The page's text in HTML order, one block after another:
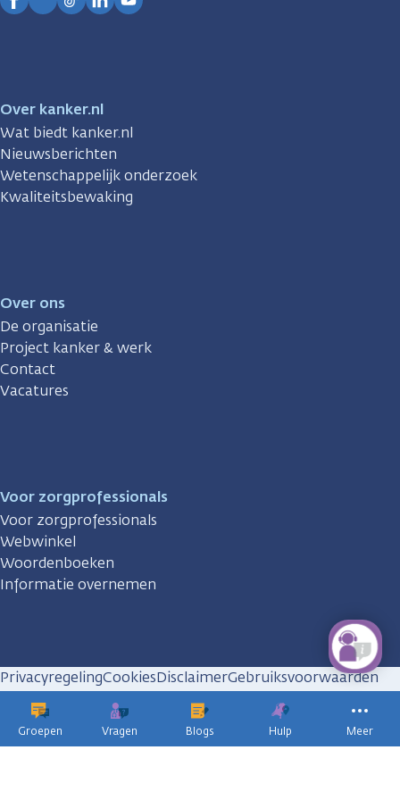
Groepen Vragen Blogs Hulp Meer
Over kanker.nl
Wat biedt kanker.nl
Nieuwsberichten
Wetenschappelijk onderzoek
Kwaliteitsbewaking
Over ons
De organisatie
Project kanker & werk
Contact
Vacatures
Voor zorgprofessionals
Voor zorgprofessionals
Webwinkel
Woordenboeken
Informatie overnemen
PrivacyregelingCookiesDisclaimerGebruiksvoorwaarden
Huisregels